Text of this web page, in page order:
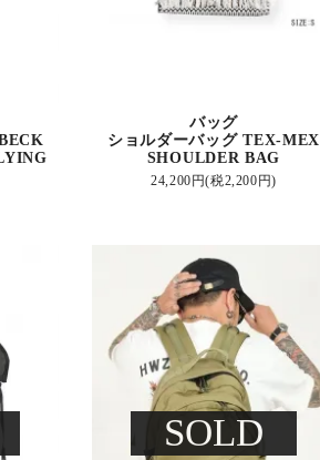
バッグ
ショルダーバッグ TEX-MEX
SHOULDER BAG
24,200円(税2,200円)
SOLD